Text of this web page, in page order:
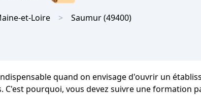
et-Loire Saumur(49400)
quand on envisage d'ouvrir un
C'est pourquoi, vous devez suivre une